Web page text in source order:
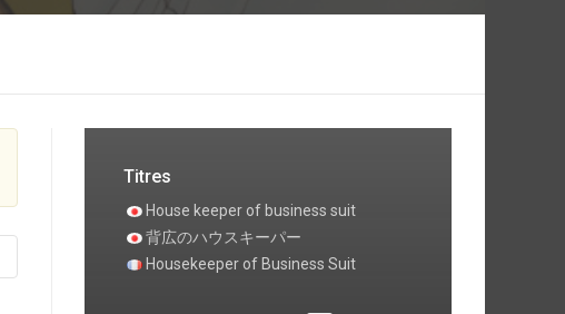
Titres
House keeper of business suit
背広のハウスキーパー
Housekeeper of Business Suit